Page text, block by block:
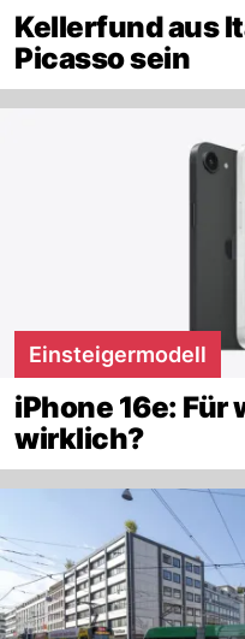
Kellerfund aus
Picasso sein
Einsteigermodell
iPhone 16e:
wirklich?